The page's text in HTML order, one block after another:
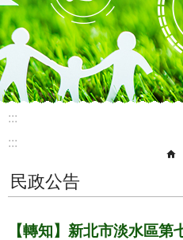
:::
:::
民政公告
【轉知】新北市淡水區